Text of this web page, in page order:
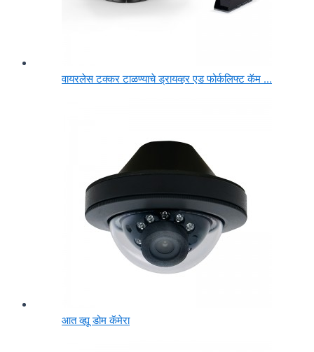
वायरलेस टक्कर टाळण्याचे ड्रायव्हर एड फोर्कलिफ्ट कॅम ...
आत व्ह्यू डोम कॅमेरा